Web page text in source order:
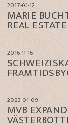
2017-01-12
MARIE
REAL ESTATE
2016-11-16
2023-01-09
MVB